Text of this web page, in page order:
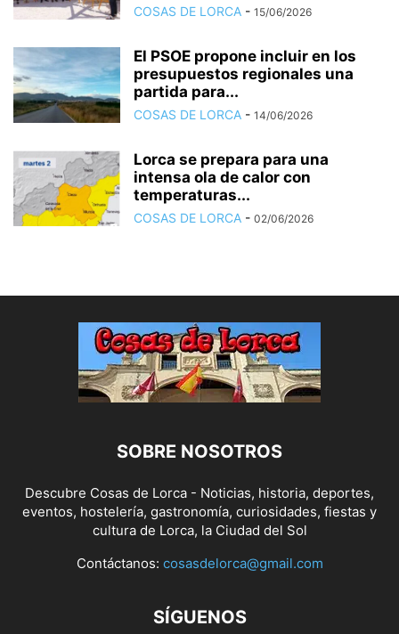
COSAS DE LORCA - 15/06/2026
El PSOE propone incluir en los
presupuestos regionales una
partida para...
COSAS DE LORCA - 14/06/2026
Lorca se prepara para una
intensa ola de calor con
temperaturas...
COSAS DE LORCA - 02/06/2026
SOBRE NOSOTROS
Descubre Cosas de Lorca - Noticias, historia, deportes,
eventos, hostelería, gastronomía, curiosidades, fiestas y
cultura de Lorca, la Ciudad del Sol
Contáctanos: cosasdelorca@gmail.com
SÍGUENOS